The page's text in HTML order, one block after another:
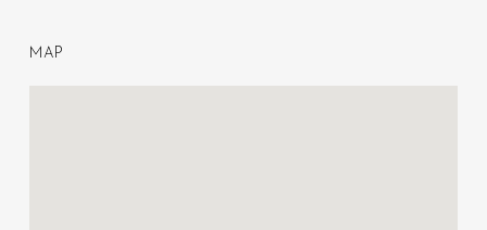
M A P